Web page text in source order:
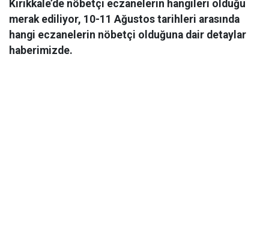
Kırıkkale’de nöbetçi eczanelerin hangileri olduğu
merak ediliyor, 10-11 Ağustos tarihleri arasında
hangi eczanelerin nöbetçi olduğuna dair detaylar
haberimizde.